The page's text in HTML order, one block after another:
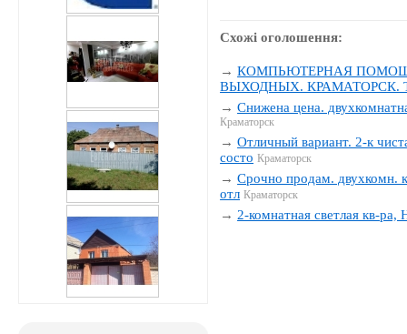
Схожі оголошення:
→КОМПЬЮТЕРНАЯ
ВЫХОДНЫХ. КРАМАТОРСК.
→Снижена цена.
Краматорск
→Отличный вариант. 2-к
состо Краматорск
→Срочно продам. двухкомн.
отл Краматорск
→ 2-комнатная светлая кв-